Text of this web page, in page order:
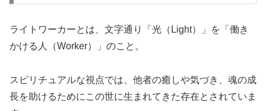
ライトワーカーとは、文字通り「光（Light）」を「働き
かける人（Worker）」のこと。
スピリチュアルな視点では、他者の癒しや気づき、魂の成
長を助けるためにこの世に生まれてきた存在とされていま